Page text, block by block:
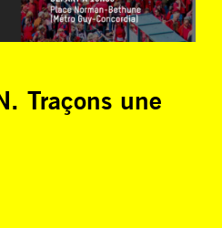
Traçons une